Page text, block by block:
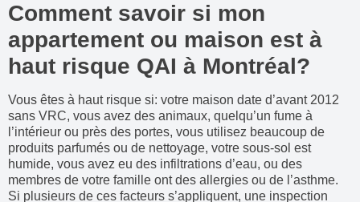
Comment savoir si mon
appartement ou maison est à
haut risque QAI à Montréal?
Vous êtes à haut risque si: votre maison date d’avant 2012
sans VRC, vous avez des animaux, quelqu’un fume à
l’intérieur ou près des portes, vous utilisez beaucoup de
produits parfumés ou de nettoyage, votre sous-sol est
humide, vous avez eu des infiltrations d’eau, ou des
membres de votre famille ont des allergies ou de l’asthme.
Si plusieurs de ces facteurs s’appliquent, une inspection